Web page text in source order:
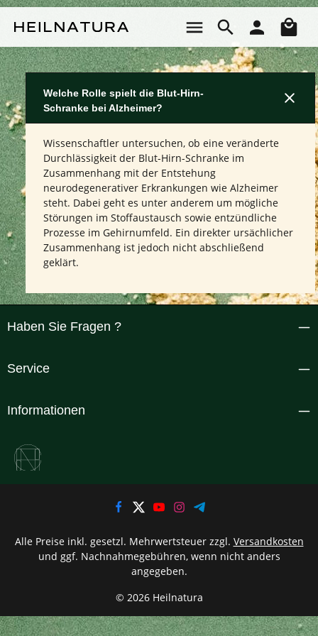
Welche Rolle spielt die Blut-Hirn-
Schranke bei Alzheimer?
Wissenschaftler untersuchen, ob eine veränderte
Durchlässigkeit der Blut-Hirn-Schranke im
Zusammenhang mit der Entstehung
neurodegenerativer Erkrankungen wie Alzheimer
steht. Dabei geht es unter anderem um mögliche
Störungen im Stoffaustausch sowie entzündliche
Prozesse im Gehirnumfeld. Ein direkter ursächlicher
Zusammenhang ist jedoch nicht abschließend
geklärt.
Haben Sie Fragen ?
Service
Informationen
© 2026 Heilnatura
Alle Preise inkl. gesetzl. Mehrwertsteuer zzgl. Versandkosten
und ggf. Nachnahmegebühren, wenn nicht anders
angegeben.